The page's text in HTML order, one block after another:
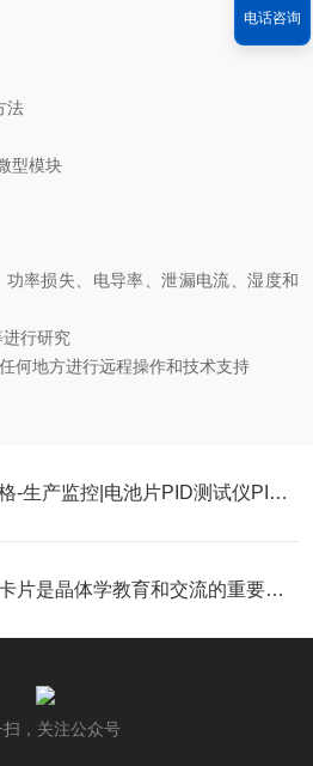
法
型模块
功率损失、电导率、泄漏电流、湿度和
行研究
何地方进行远程操作和技术支持
德国弗莱贝格-生产监控|电池片PID测试仪PIDcon bifacial
衍射数据库卡片是晶体学教育和交流的重要途径
，关注公众号
电话咨询